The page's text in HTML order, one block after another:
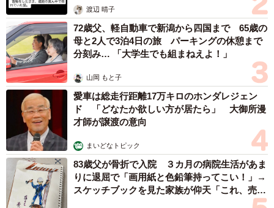
渡辺 晴子
72歳父、軽自動車で新潟から四国まで 65歳の
母と2人で3泊4日の旅 パーキングの休憩まで
分刻み… 「大学生でも組まねえよ！」
山岡 もと子
愛車は総走行距離17万キロのホンダレジェン
ド 「どなたか欲しい方が居たら」 大御所漫
才師が譲渡の意向
まいどなトピック
83歳父が骨折で入院 ３カ月の病院生活があま
りに退屈で「画用紙と色鉛筆持ってこい！」→
スケッチブックを見た家族が仰天「これ、売れ